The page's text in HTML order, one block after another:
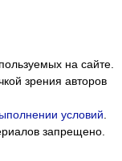
на сайте.
зрения авторов
условий
запрещено.